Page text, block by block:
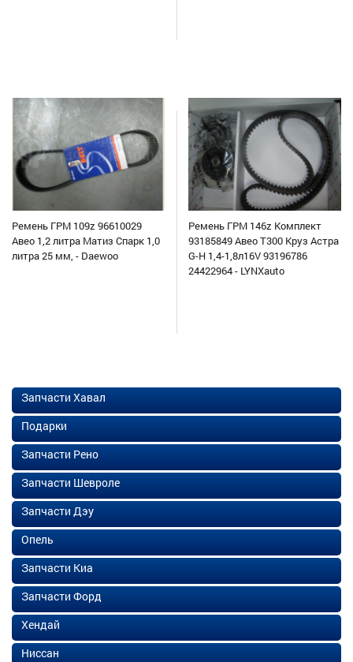
Ремень ГРМ 109z 96610029
Авео 1,2 литра Матиз Спарк 1,0
литра 25 мм, - Daewoo
Ремень ГРМ 146z Комплект
93185849 Авео Т300 Круз Астра
G-H 1,4-1,8л16V 93196786
24422964 - LYNXauto
Запчасти Хавал
Подарки
Запчасти Рено
Запчасти Шевроле
Запчасти Дэу
Опель
Запчасти Киа
Запчасти Форд
Хендай
Ниссан